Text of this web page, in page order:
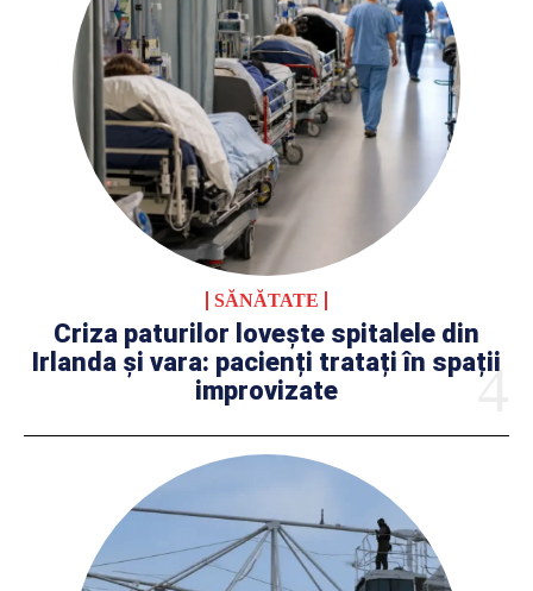
SĂNĂTATE
Criza paturilor lovește spitalele din
Irlanda și vara: pacienți tratați în spații
improvizate